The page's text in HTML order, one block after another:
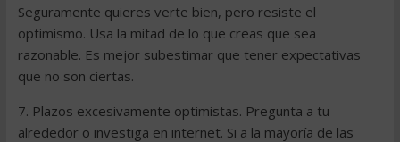
Seguramente quieres verte bien, pero resiste el
optimismo. Usa la mitad de lo que creas que sea
razonable. Es mejor subestimar que tener expectativas
que no son ciertas.
7. Plazos excesivamente optimistas. Pregunta a tu
alrededor o investiga en internet. Si a la mayoría de las